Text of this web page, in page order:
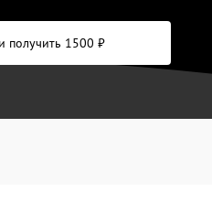
получить 1500 ₽